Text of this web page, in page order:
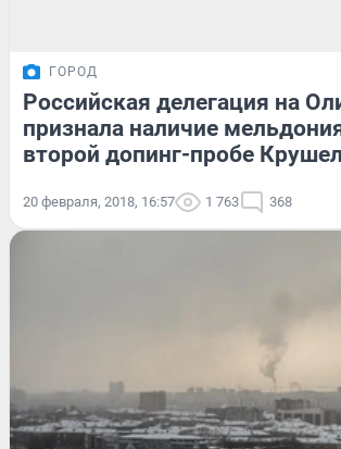
ГОРОД
Российская делегация на
признала наличие
второй допинг-пробе
20 февраля, 2018, 16:57 1 763 368